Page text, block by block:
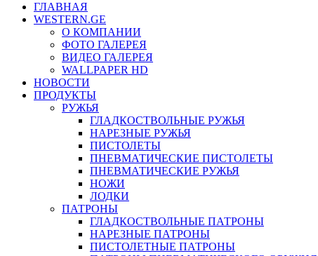
ГЛАВНАЯ
WESTERN.GE
О КОМПАНИИ
ФОТО ГАЛЕРЕЯ
ВИДЕО ГАЛЕРЕЯ
WALLPAPER HD
НОВОСТИ
ПРОДУКТЫ
РУЖЬЯ
ГЛАДКОСТВОЛЬНЫЕ РУЖЬЯ
НАРЕЗНЫЕ РУЖЬЯ
ПИСТОЛЕТЫ
ПНЕВМАТИЧЕСКИЕ ПИСТОЛЕТЫ
ПНЕВМАТИЧЕСКИЕ РУЖЬЯ
НОЖИ
ЛОДКИ
ПАТРОНЫ
ГЛАДКОСТВОЛЬНЫЕ ПАТРОНЫ
НАРЕЗНЫЕ ПАТРОНЫ
ПИСТОЛЕТНЫЕ ПАТРОНЫ